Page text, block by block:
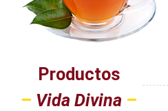
Productos
– Vida Divina –